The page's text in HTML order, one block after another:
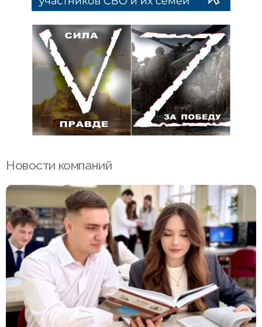
Новости компаний